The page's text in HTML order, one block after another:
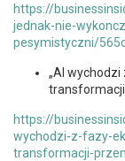
https://
jednak-nie-
pesymistyczni/
„AI
transformacji
https://
wychodzi-z-fazy-
transformacji-